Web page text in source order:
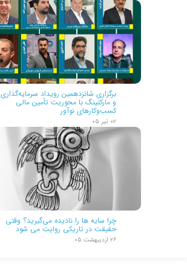
برگزاری شانزدهمین رویداد سرمایه‌گذاری
و مارکتینگ با محوریت تأمین مالی
کسب‌وکارهای نوآور
۰۲ تیر ۰۵
چرا سایه ها را نادیده می‌گیرید؟ وقتی
حقیقت در تاریکی روایت می شود
۲۶ اردیبهشت ۰۵